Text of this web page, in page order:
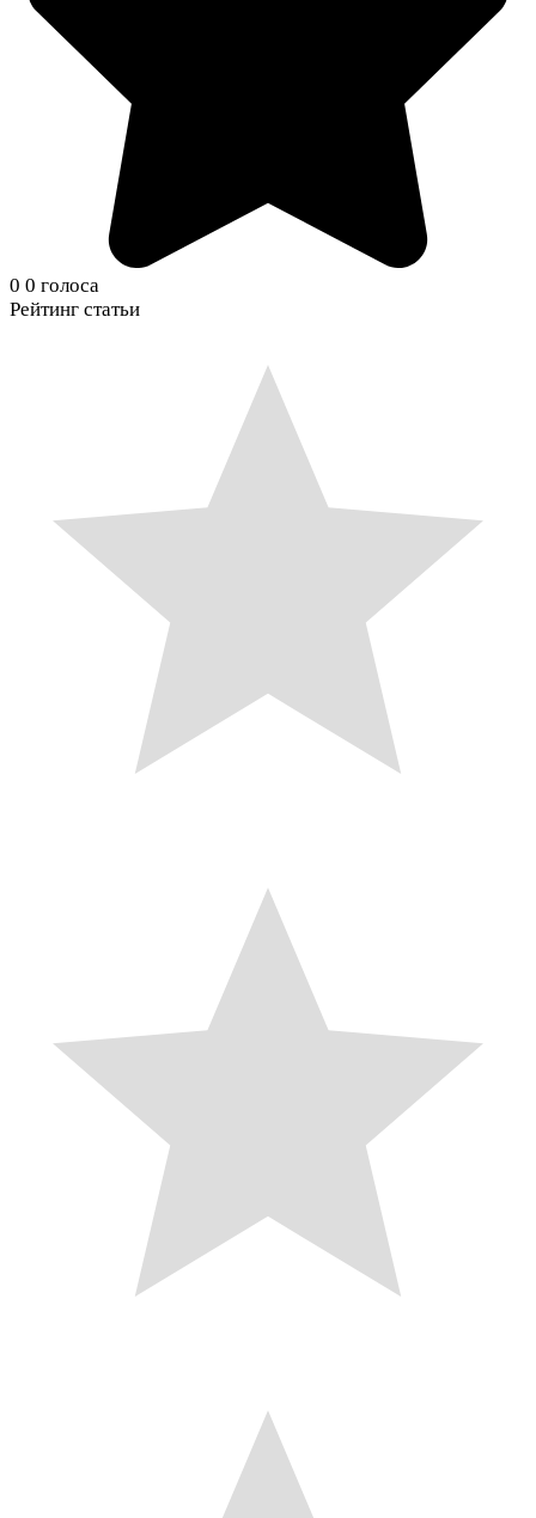
0 0 голоса
Рейтинг статьи